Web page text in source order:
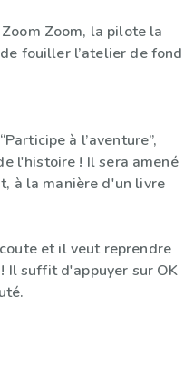
Zoom, la pilote la
fouiller l’atelier de fond
à l’aventure”,
l'histoire ! Il sera amené
à la manière d'un livre
et il veut reprendre
Il suffit d'appuyer sur OK